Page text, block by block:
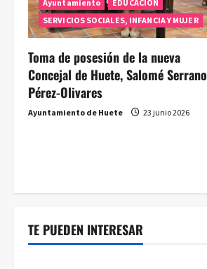
n
t
r
a
s
Ayuntamiento
EDUCACIÓN
SERVICIOS SOCIALES, INFANCIA Y MUJER
Toma de posesión de la nueva
Concejal de Huete, Salomé Serrano
Pérez-Olivares
Ayuntamiento de Huete 23 junio 2026
TE PUEDEN INTERESAR